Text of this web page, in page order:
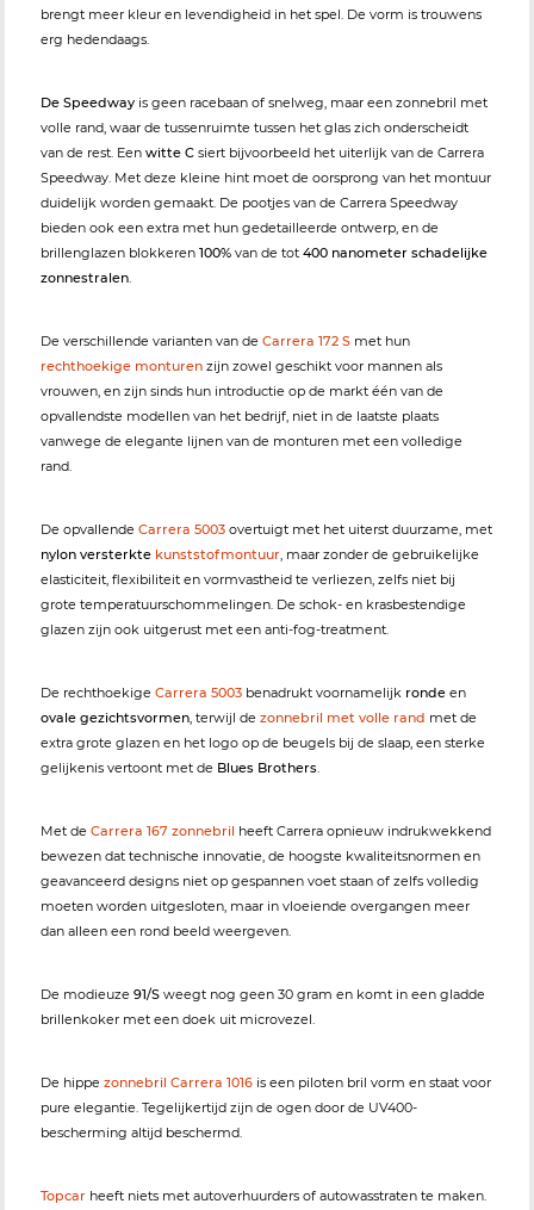
brengt meer kleur en levendigheid in het spel. De vorm is trouwens
erg hedendaags.
De Speedway is geen racebaan of snelweg, maar een zonnebril met
volle rand, waar de tussenruimte tussen het glas zich onderscheidt
van de rest. Een witte C siert bijvoorbeeld het uiterlijk van de Carrera
Speedway. Met deze kleine hint moet de oorsprong van het montuur
duidelijk worden gemaakt. De pootjes van de Carrera Speedway
bieden ook een extra met hun gedetailleerde ontwerp, en de
brillenglazen blokkeren 100% van de tot 400 nanometer schadelijke
zonnestralen.
De verschillende varianten van de Carrera 172 S met hun
rechthoekige monturen zijn zowel geschikt voor mannen als
vrouwen, en zijn sinds hun introductie op de markt één van de
opvallendste modellen van het bedrijf, niet in de laatste plaats
vanwege de elegante lijnen van de monturen met een volledige
rand.
De opvallende Carrera 5003 overtuigt met het uiterst duurzame, met
nylon versterkte kunststofmontuur, maar zonder de gebruikelijke
elasticiteit, flexibiliteit en vormvastheid te verliezen, zelfs niet bij
grote temperatuurschommelingen. De schok- en krasbestendige
glazen zijn ook uitgerust met een anti-fog-treatment.
De rechthoekige Carrera 5003 benadrukt voornamelijk ronde en
ovale gezichtsvormen, terwijl de zonnebril met volle rand met de
extra grote glazen en het logo op de beugels bij de slaap, een sterke
gelijkenis vertoont met de Blues Brothers.
Met de Carrera 167 zonnebril heeft Carrera opnieuw indrukwekkend
bewezen dat technische innovatie, de hoogste kwaliteitsnormen en
geavanceerd designs niet op gespannen voet staan of zelfs volledig
moeten worden uitgesloten, maar in vloeiende overgangen meer
dan alleen een rond beeld weergeven.
De modieuze 91/S weegt nog geen 30 gram en komt in een gladde
brillenkoker met een doek uit microvezel.
De hippe zonnebril Carrera 1016 is een piloten bril vorm en staat voor
pure elegantie. Tegelijkertijd zijn de ogen door de UV400-
bescherming altijd beschermd.
Topcar heeft niets met autoverhuurders of autowasstraten te maken.